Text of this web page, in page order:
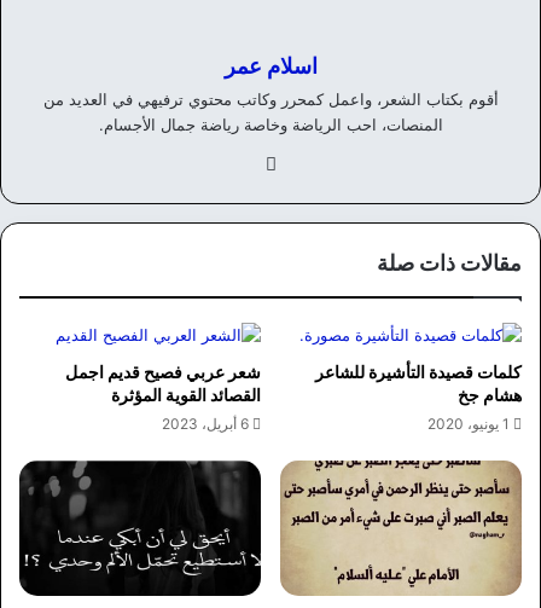
اسلام عمر
أقوم بكتاب الشعر، واعمل كمحرر وكاتب محتوي ترفيهي في العديد من
المنصات، احب الرياضة وخاصة رياضة جمال الأجسام.
وك
مقالات ذات صلة
كلمات قصيدة التأشيرة للشاعر
هشام جخ
1 يونيو، 2020
شعر عربي فصيح قديم اجمل
القصائد القوية المؤثرة
6 أبريل، 2023